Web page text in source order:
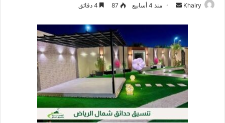
Khairy
ل
ب
ر
ي
د
منذ 4 أسابيع 87